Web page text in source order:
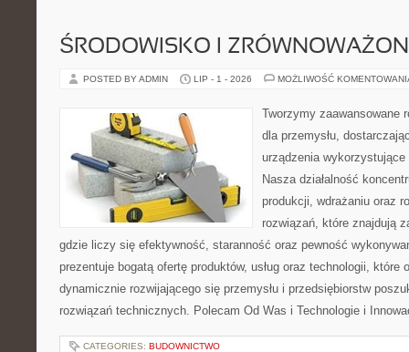
ŚRODOWISKO I
POSTED BY ADMIN LIP - 1 - 2026 MOŻLIWOŚĆ
Tworzymy zaawansowane
dla przemysłu,
urządzenia
Nasza działalność
produkcji, wdrażaniu oraz
rozwiązań, które znajdują
gdzie liczy się efektywność, staranność oraz pewność
prezentuje bogatą ofertę produktów, usług oraz technologii, które
dynamicznie rozwijającego się przemysłu i przedsiębiorstw
rozwiązań technicznych. Polecam Od Was i Technologie i
CATEGORIES: BUDOWNICTWO